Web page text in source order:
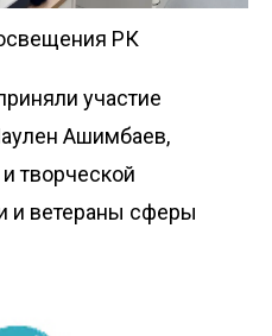
РК
участие
Ашимбаев,
творческой
и ветераны сферы